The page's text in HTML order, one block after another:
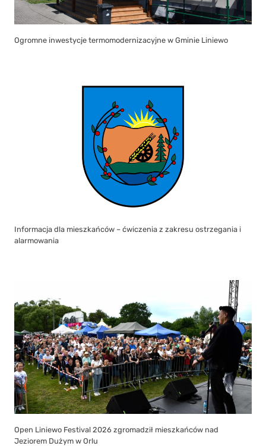
Ogromne inwestycje termomodernizacyjne w Gminie Liniewo
Informacja dla mieszkańców – ćwiczenia z zakresu ostrzegania i
alarmowania
Open Liniewo Festival 2026 zgromadził mieszkańców nad
Jeziorem Dużym w Orlu